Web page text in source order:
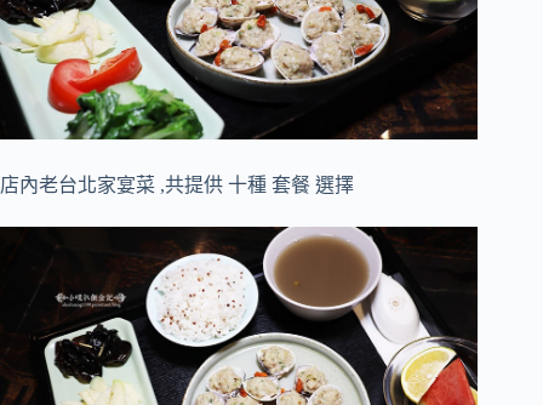
店內老台北家宴菜 ,共提供 十種 套餐 選擇